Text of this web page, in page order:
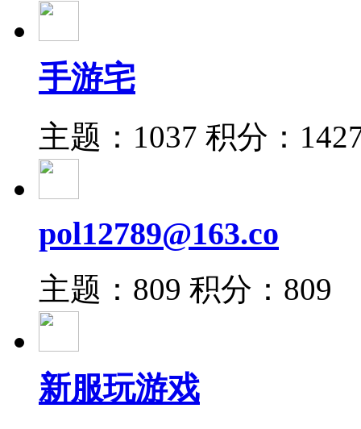
手游宅
主题：1037 积分：
pol12789@163.co
主题：809 积分：809
新服玩游戏